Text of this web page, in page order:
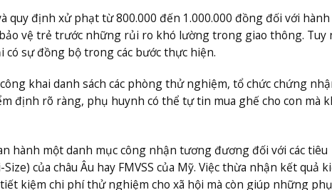
quy định xử phạt từ 800.000 đến 1.000.000 đồng đối với hành
vệ trẻ trước những rủi ro khó lường trong giao thông. Tuy
sự đồng bộ trong các bước thực hiện.
khai danh sách các phòng thử nghiệm, tổ chức chứng
định rõ ràng, phụ huynh có thể tự tin mua ghế cho con mà
hành một danh mục công nhận tương đương đối với các tiêu
của châu Âu hay FMVSS của Mỹ. Việc thừa nhận kết quả
kiệm chi phí thử nghiệm cho xã hội mà còn giúp những phụ